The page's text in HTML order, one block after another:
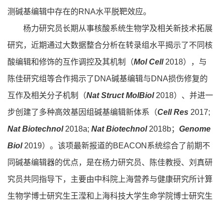
测碱基编辑中存在的RNA水平脱靶效应。
杨力研究员长期从事核酸系统生物学及相关新技术拓展
研究，近期通过大数据整合分析在转录组水平揭示了不同核
酸编辑和修饰的互作调控及其机制（Mol Cell2018），与
陈佳研究组等合作揭示了DNA碱基编辑与DNA损伤修复的
互作及相关分子机制（Nat Struct MolBiol2018）、并进一
步创建了多种高效基因组碱基编辑新体系（Cell Res 2017;
Nat Biotechnol2018a; Nat Biotechnol2018b； Genome
Biol2019）。该项最新报道的BEACON系统综合了前期不
同碱基编辑器的优点，是在杨力研究员、陈佳教授、刘真研
究员共同指导下，主要由中科院上海营养与健康研究所计算
生物学博士研究生王滢和上海科技大学生命学院博士研究生